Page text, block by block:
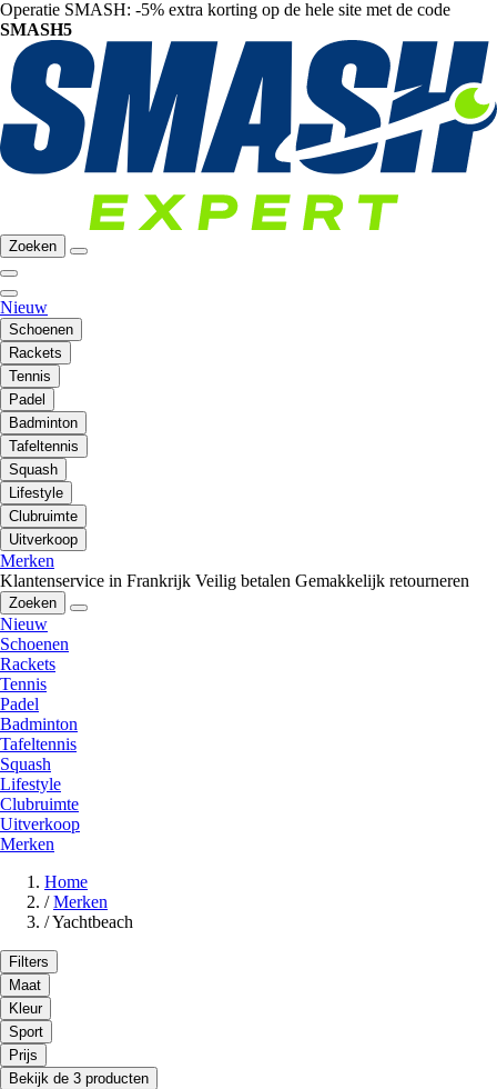
Operatie SMASH: -5% extra korting op de hele site met de code
SMASH5
Zoeken
Nieuw
Schoenen
Rackets
Tennis
Padel
Badminton
Tafeltennis
Squash
Lifestyle
Clubruimte
Uitverkoop
Merken
Klantenservice in Frankrijk Veilig betalen Gemakkelijk retourneren
Zoeken
Nieuw
Schoenen
Rackets
Tennis
Padel
Badminton
Tafeltennis
Squash
Lifestyle
Clubruimte
Uitverkoop
Merken
Home
/ Merken
/Yachtbeach
Filters
Maat
Kleur
Sport
Prijs
Bekijk de 3 producten